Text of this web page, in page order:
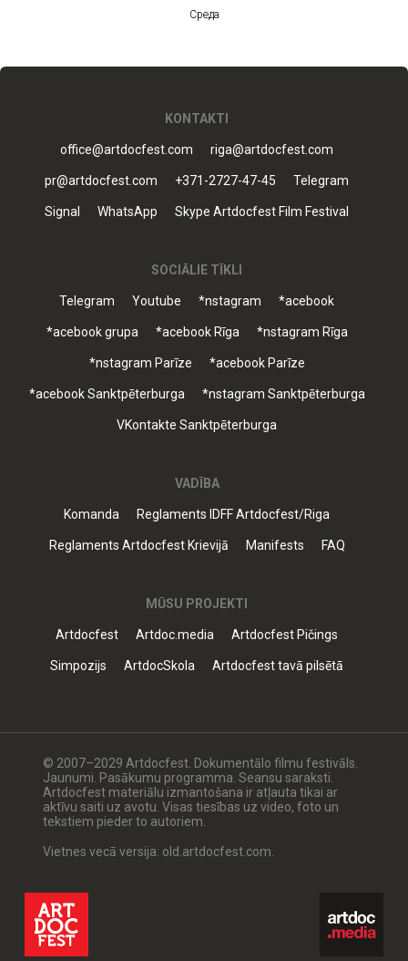
Среда
KONTAKTI
office@artdocfest.com riga@artdocfest.com
pr@artdocfest.com +371-2727-47-45 Telegram
Signal WhatsApp Skype Artdocfest Film Festival
SOCIĀLIE TĪKLI
Telegram Youtube *nstagram *acebook
*acebook grupa *acebook Rīga *nstagram Rīga
*nstagram Parīze *acebook Parīze
*acebook Sanktpēterburga *nstagram Sanktpēterburga
VKontakte Sanktpēterburga
VADĪBA
Komanda Reglaments IDFF Artdocfest/Riga
Reglaments Artdocfest Krievijā Manifests FAQ
MŪSU PROJEKTI
Artdocfest Artdoc.media Artdocfest Pičings
Simpozijs ArtdocSkola Artdocfest tavā pilsētā
© 2007–2029 Artdocfest. Dokumentālo filmu festivāls.
Jaunumi. Pasākumu programma. Seansu saraksti.
Artdocfest materiālu izmantošana ir atļauta tikai ar
aktīvu saiti uz avotu. Visas tiesības uz video, foto un
tekstiem pieder to autoriem.
Vietnes vecā versija: old.artdocfest.com.